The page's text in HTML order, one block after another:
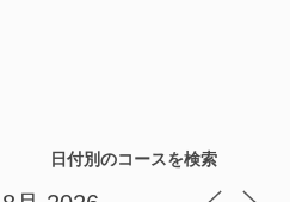
日付別のコースを検索